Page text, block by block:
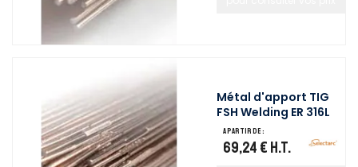
Métal d'apport TIG
FSH Welding ER 316L
A partir de :
69,24 € H.T.